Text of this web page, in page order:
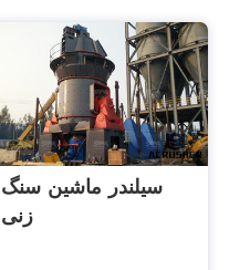
سیلندر ماشین سنگ
زنی